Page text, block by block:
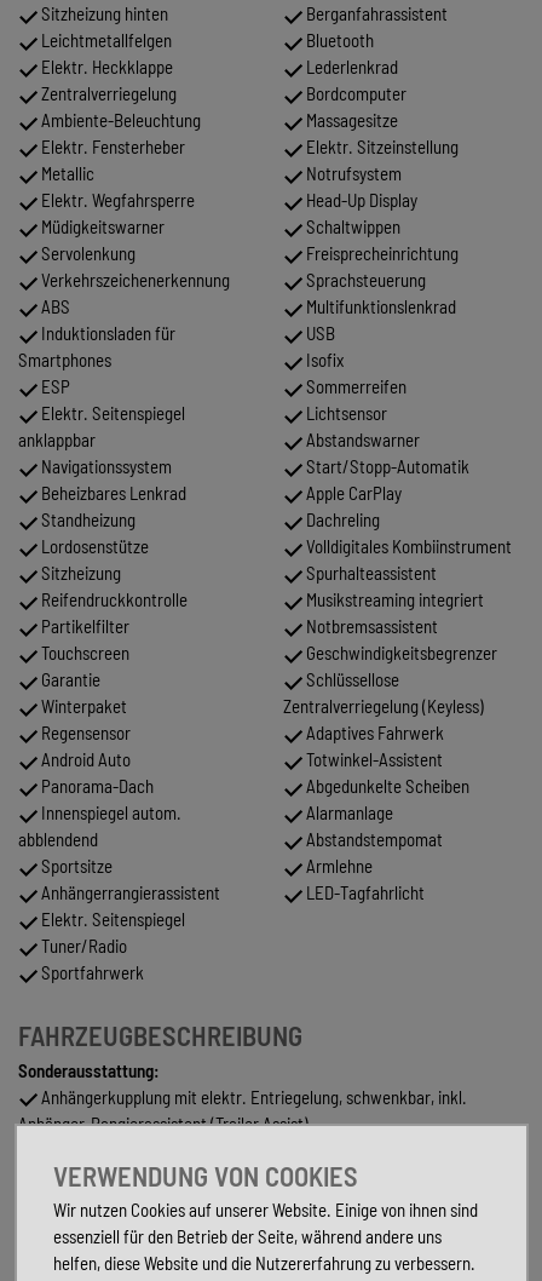
Sitzheizung hinten
Leichtmetallfelgen
Elektr. Heckklappe
Zentralverriegelung
Ambiente-Beleuchtung
Elektr. Fensterheber
Metallic
Elektr. Wegfahrsperre
Müdigkeitswarner
Servolenkung
Verkehrszeichenerkennung
ABS
Induktionsladen für
Smartphones
ESP
Elektr. Seitenspiegel
anklappbar
Navigationssystem
Beheizbares Lenkrad
Standheizung
Lordosenstütze
Sitzheizung
Reifendruckkontrolle
Partikelfilter
Touchscreen
Garantie
Winterpaket
Regensensor
Android Auto
Panorama-Dach
Innenspiegel autom.
abblendend
Sportsitze
Anhängerrangierassistent
Elektr. Seitenspiegel
Tuner/Radio
Sportfahrwerk
Berganfahrassistent
Bluetooth
Lederlenkrad
Bordcomputer
Massagesitze
Elektr. Sitzeinstellung
Notrufsystem
Head-Up Display
Schaltwippen
Freisprecheinrichtung
Sprachsteuerung
Multifunktionslenkrad
USB
Isofix
Sommerreifen
Lichtsensor
Abstandswarner
Start/Stopp-Automatik
Apple CarPlay
Dachreling
Volldigitales Kombiinstrument
Spurhalteassistent
Musikstreaming integriert
Notbremsassistent
Geschwindigkeitsbegrenzer
Schlüssellose
Zentralverriegelung (Keyless)
Adaptives Fahrwerk
Totwinkel-Assistent
Abgedunkelte Scheiben
Alarmanlage
Abstandstempomat
Armlehne
LED-Tagfahrlicht
FAHRZEUGBESCHREIBUNG
Sonderausstattung:
Anhängerkupplung mit elektr. Entriegelung, schwenkbar, inkl.
Anhänger-Rangierassistent (Trailer Assist)
Business-Paket Premium
Metallic-Lackierung
Panorama Schiebe-/Hebedach vorn elektrisch, mit Panoramadach
hinten
VERWENDUNG VON COOKIES
Wir nutzen Cookies auf unserer Website. Einige von ihnen sind
essenziell für den Betrieb der Seite, während andere uns
helfen, diese Website und die Nutzererfahrung zu verbessern.